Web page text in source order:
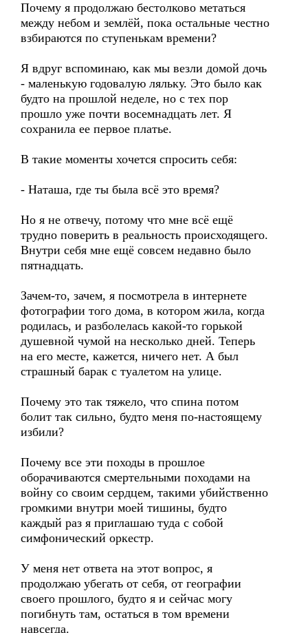
Почему я продолжаю бестолково метаться
между небом и землёй, пока остальные честно
взбираются по ступенькам времени?
Я вдруг вспоминаю, как мы везли домой дочь
- маленькую годовалую ляльку. Это было как
будто на прошлой неделе, но с тех пор
прошло уже почти восемнадцать лет. Я
сохранила ее первое платье.
В такие моменты хочется спросить себя:
- Наташа, где ты была всё это время?
Но я не отвечу, потому что мне всё ещё
трудно поверить в реальность происходящего.
Внутри себя мне ещё совсем недавно было
пятнадцать.
Зачем-то, зачем, я посмотрела в интернете
фотографии того дома, в котором жила, когда
родилась, и разболелась какой-то горькой
душевной чумой на несколько дней. Теперь
на его месте, кажется, ничего нет. А был
страшный барак с туалетом на улице.
Почему это так тяжело, что спина потом
болит так сильно, будто меня по-настоящему
избили?
Почему все эти походы в прошлое
оборачиваются смертельными походами на
войну со своим сердцем, такими убийственно
громкими внутри моей тишины, будто
каждый раз я приглашаю туда с собой
симфонический оркестр.
У меня нет ответа на этот вопрос, я
продолжаю убегать от себя, от географии
своего прошлого, будто я и сейчас могу
погибнуть там, остаться в том времени
навсегда.